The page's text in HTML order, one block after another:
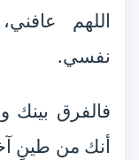
اللهم
نفسي.
فالفرق
أنك من طينٍ